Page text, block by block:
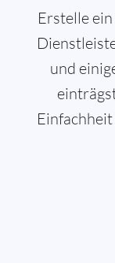
Erstelle
und